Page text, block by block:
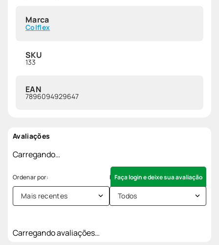
Marca
Colflex
SKU
133
EAN
7896094929647
Avaliações
Carregando…
Faça login e deixe sua avaliação
Mais recentes Todos
Carregando avaliações…